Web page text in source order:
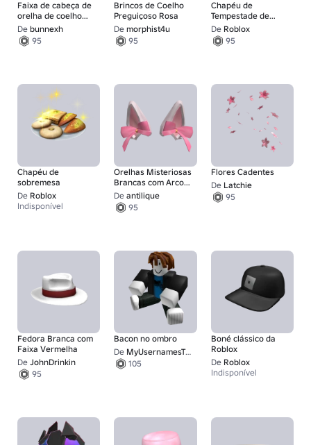
Faixa de cabeça de
orelha de coelho
fofa
De bunnexh
95
Brincos de Coelho
Preguiçoso Rosa
De morphist4u
95
Chapéu de
Tempestade de
Raios
De Roblox
95
Chapéu de
sobremesa
De Roblox
Indisponível
Orelhas Misteriosas
Brancas com Arco
Rosa
De antilique
95
Flores Cadentes
De Latchie
95
Fedora Branca com
Faixa Vermelha
De JohnDrinkin
95
Bacon no ombro
De MyUsernamesThis
105
Boné clássico da
Roblox
De Roblox
Indisponível